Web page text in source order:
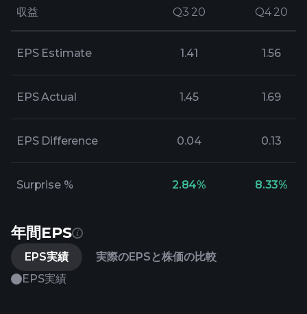
収益 Q3 20 Q4 20
収益 Q3 20 Q4 20
EPS Estimate 1.41 1.56
EPS Actual 1.45 1.69
EPS Difference 0.04 0.13
Surprise % 2.84% 8.33%
年間EPS
EPS実績
実際のEPSと株価の比較
EPS実績